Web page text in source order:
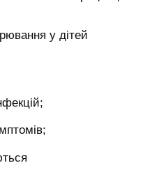
у дітей